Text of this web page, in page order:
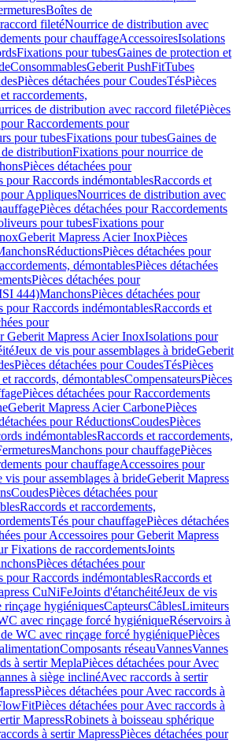
Boîtes de
filetéNourrice de distribution avec
pour chauffageAccessoiresIsolations
Fixations pour tubesGaines de protection et
ConsommablesGeberit PushFitTubes
Pièces détachées pour CoudesTésPièces
raccordements,
de distribution avec raccord filetéPièces
Raccordements pour
pour tubesFixations pour tubesGaines de
distributionFixations pour nourrice de
Pièces détachées pour
pour Raccords indémontablesRaccords et
pour AppliquesNourrices de distribution avec
Pièces détachées pour Raccordements
pour tubesFixations pour
Geberit Mapress Acier InoxPièces
RéductionsPièces détachées pour
démontablesPièces détachées
Pièces détachées pour
444)ManchonsPièces détachées pour
pour Raccords indémontablesRaccords et
pour
Geberit Mapress Acier InoxIsolations pour
Jeux de vis pour assemblages à brideGeberit
Pièces détachées pour CoudesTésPièces
raccords, démontablesCompensateursPièces
Pièces détachées pour Raccordements
Geberit Mapress Acier CarbonePièces
pour RéductionsCoudesPièces
indémontablesRaccords et raccordements,
Manchons pour chauffagePièces
pour chauffageAccessoires pour
vis pour assemblages à brideGeberit Mapress
CoudesPièces détachées pour
Raccords et raccordements,
Tés pour chauffagePièces détachées
pour Accessoires pour Geberit Mapress
Fixations de raccordementsJoints
Pièces détachées pour
pour Raccords indémontablesRaccords et
CuNiFeJoints d'étanchéitéJeux de vis
rinçage hygiéniquesCapteursCâblesLimiteurs
avec rinçage forcé hygiéniqueRéservoirs à
WC avec rinçage forcé hygiéniquePièces
Composants réseauVannesVannes
à sertir MeplaPièces détachées pour Avec
à siège inclinéAvec raccords à sertir
Pièces détachées pour Avec raccords à
Pièces détachées pour Avec raccords à
MapressRobinets à boisseau sphérique
à sertir MapressPièces détachées pour